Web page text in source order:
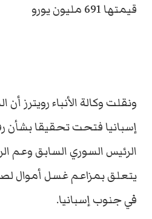
قيمتها 691 مليون يورو
ونقلت وكالة الأنباء رويترز
إسبانيا فتحت تحقيقا بشأن
الرئيس السوري السابق وعم
يتعلق بمزاعم غسل أموال
في جنوب إسبانيا.